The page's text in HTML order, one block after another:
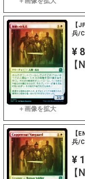
【
兵/
¥
【
【
兵/
¥
【